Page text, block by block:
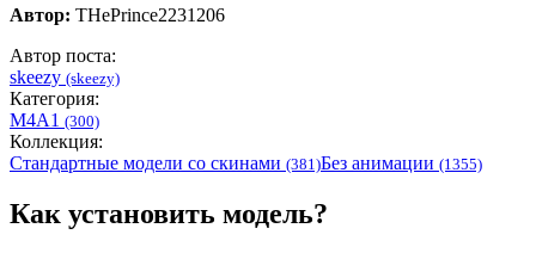
Автор: THePrince2231206
Автор поста:
skeezy (skeezy)
Категория:
M4A1 (300)
Коллекция:
Стандартные модели со скинами (381)Без анимации (1355)
Как установить модель?